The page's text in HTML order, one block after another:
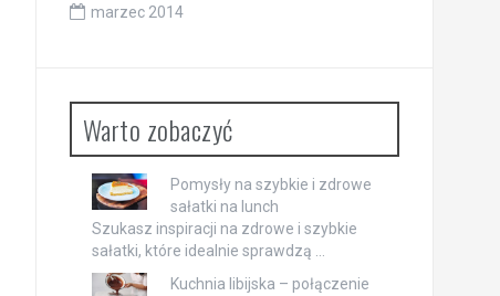
marzec 2014
Warto zobaczyć
Pomysły na szybkie i zdrowe
sałatki na lunch
Szukasz inspiracji na zdrowe i szybkie
sałatki, które idealnie sprawdzą …
Kuchnia libijska – połączenie